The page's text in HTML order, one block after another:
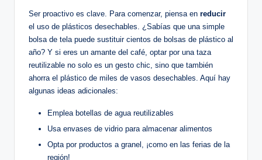
Ser proactivo es clave. Para comenzar, piensa en reducir
el uso de plásticos desechables. ¿Sabías que una simple
bolsa de tela puede sustituir cientos de bolsas de plástico al
año? Y si eres un amante del café, optar por una taza
reutilizable no solo es un gesto chic, sino que también
ahorra el plástico de miles de vasos desechables. Aquí hay
algunas ideas adicionales:
Emplea botellas de agua reutilizables
Usa envases de vidrio para almacenar alimentos
Opta por productos a granel, ¡como en las ferias de la
región!